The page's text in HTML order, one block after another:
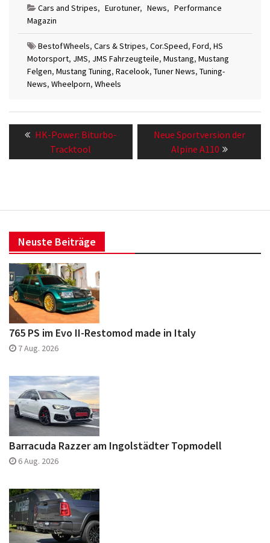
Cars and Stripes, Eurotuner, News, Performance
Magazin
BestofWheels, Cars & Stripes, Cor.Speed, Ford, HS
Motorsport, JMS, JMS Fahrzeugteile, Mustang, Mustang
Felgen, Mustang Tuning, Racelook, Tuner News, Tuning-
News, Wheelporn, Wheels
Previous
post:
HK-Power: Biturbo-
Tracktool
Next
post:
Neue Sportversion der
Alpine A110
Neuste Beiträge
765 PS im Evo II-Restomod made in Italy
7 Aug. 2026
Barracuda Razzer am Ingolstädter Topmodell
6 Aug. 2026